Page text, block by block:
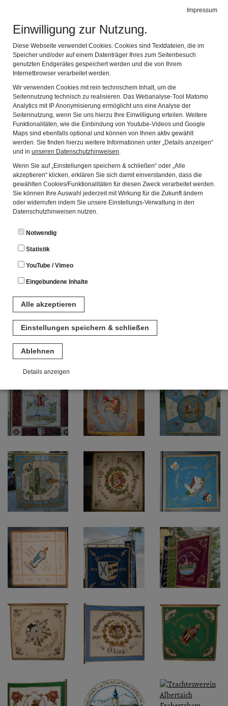
Impressum
Einwilligung zur Nutzung.
Diese Webseite verwendet Cookies. Cookies sind Textdateien, die im
Speicher und/oder auf einem Datenträger Ihres zum Seitenbesuch
genutzten Endgerätes gespeichert werden und die von Ihrem
Internetbrowser verarbeitet werden.
Wir verwenden Cookies mit rein technischem Inhalt, um die
Seitennutzung technisch zu realisieren. Das Webanalyse-Tool Matomo
Analytics mit IP Anonymisierung ermöglicht uns eine Analyse der
Seitennutzung, wenn Sie uns hierzu Ihre Einwilligung erteilen. Weitere
Funktionalitäten, wie die Einbindung von Youtube-Videos und Google
Maps sind ebenfalls optional und können von Ihnen aktiv gewählt
werden. Sie finden hierzu weitere Informationen unter „Details anzeigen“
und in unseren Datenschutzhinweisen.
Wenn Sie auf „Einstellungen speichern & schließen“ oder „Alle
akzeptieren“ klicken, erklären Sie sich damit einverstanden, dass die
gewählten Cookies/Funktionalitäten für diesen Zweck verarbeitet werden.
Sie können Ihre Auswahl jederzeit mit Wirkung für die Zukunft ändern
oder widerrufen indem Sie unsere Einstellungs-Verwaltung in den
Datenschutzhinweisen nutzen.
Notwendig
Statistik
YouTube / Vimeo
Eingebundene Inhalte
Alle akzeptieren
Einstellungen speichern & schließen
Ablehnen
Details anzeigen
Notwendig
Diese Cookies sind für den Betrieb der Seite unbedingt notwendig.
Hierbei werden keinerlei personenbezogenen Daten gespeichert.
Lediglich eine anonyme Session-ID wird hinterlegt.
Diese Website nutzt Matomo Analytics für die Auswertung der
Seitenaufrufe als Statistik. Die hierdurch gespeicherten Daten werden
ausschließlich auf unseren eigenen Servern gespeichert. Eine
Übertragung an Dritte erfolgt nicht. Wir verwenden die Funktion
AnonymizeIP zur Anonymisierung Ihrer IP-Adresse, so dass diese gekürzt
wird und nicht mehr Ihrem Besuch auf unserer Internetseite zugeordnet
werden kann.
YouTube / Vimeo
Videos werden über die Plattformen YouTube oder Vimeo eingebunden.
Wir nutzen YouTube im erweiterten Datenschutzmodus. Dieser Modus
bewirkt laut YouTube, dass YouTube keine Informationen über die
Besucher auf dieser Website speichert, bevor diese sich das Video
ansehen.
Eingebundene Inhalte
Optional sind externe Inhalte auf den Seiten dieser Website
eingebunden. Das können Kartendienste wie z.B. Google Maps sein
oder auch Anwendungen einer externen Website.
Die Vereine in der
Gemeinde Obing
Vereine in Obing
Hier finden Sie alle Vereine in der Gemeinde
Obing
Die Fahnen der Vereine